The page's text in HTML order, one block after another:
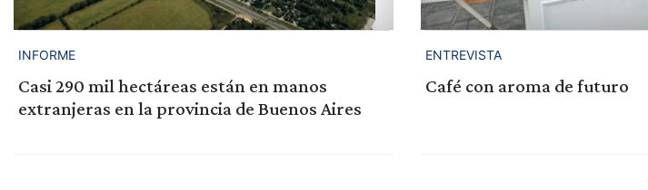
INFORME
Casi 290 mil hectáreas están en manos
extranjeras en la provincia de Buenos Aires
ENTREVISTA
Café con aroma de futuro